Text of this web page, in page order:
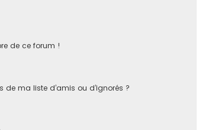
de ce forum !
ma liste d’amis ou d’ignorés ?